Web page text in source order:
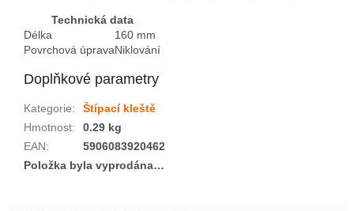
Technická data
Délka
160 mm
Povrchová úpravaNiklování
Doplňkové parametry
Kategorie:
Štípací kleště
Hmotnost:
0.29 kg
EAN:
5906083920462
Položka byla vyprodána…